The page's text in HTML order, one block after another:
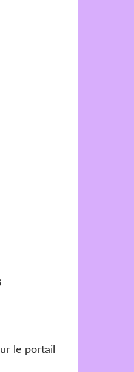
le portail